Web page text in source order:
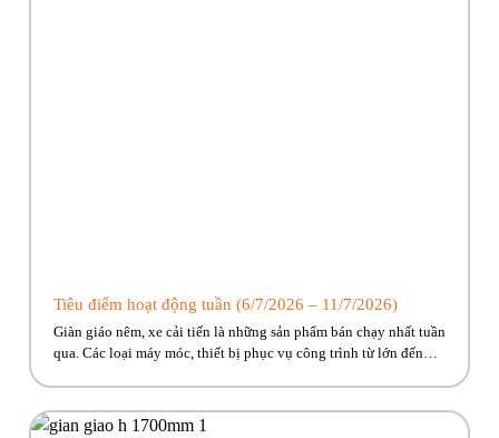
Tiêu điểm hoạt động tuần (6/7/2026 – 11/7/2026)
Giàn giáo nêm, xe cải tiến là những sản phẩm bán chạy nhất tuần
qua. Các loại máy móc, thiết bị phục vụ công trình từ lớn đến